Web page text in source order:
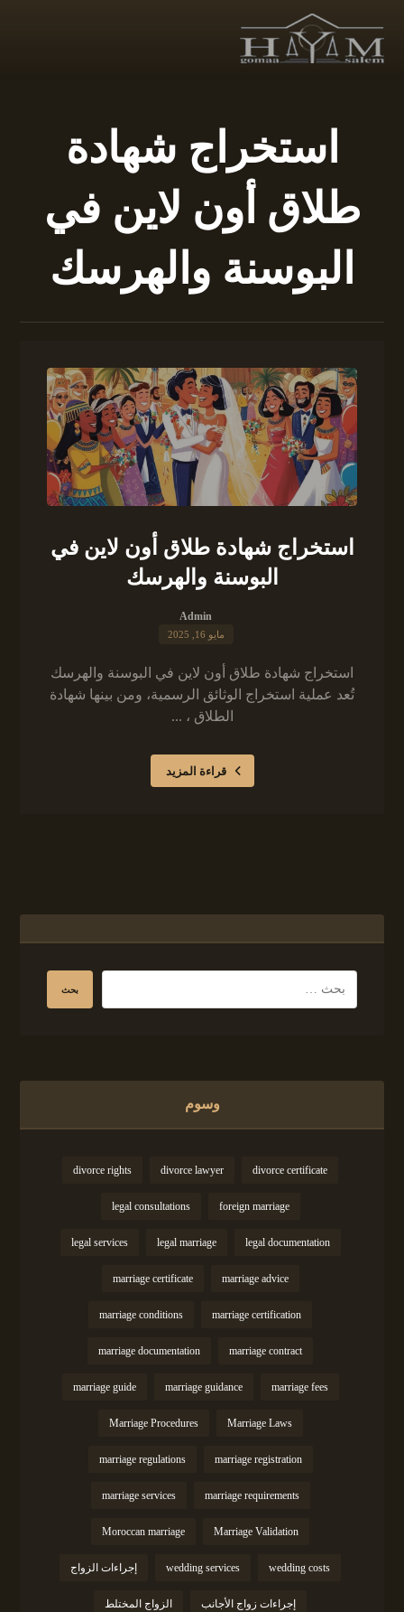
استخراج شهادة
طلاق أون لاين في
البوسنة والهرسك
استخراج شهادة طلاق أون لاين في
البوسنة والهرسك
Admin
مايو 16, 2025
استخراج شهادة طلاق أون لاين في البوسنة والهرسك
تُعد عملية استخراج الوثائق الرسمية، ومن بينها شهادة
الطلاق ، ...
قراءة المزيد
وسوم
divorce certificate
divorce lawyer
divorce rights
foreign marriage
legal consultations
legal documentation
legal marriage
legal services
marriage advice
marriage certificate
marriage certification
marriage conditions
marriage contract
marriage documentation
marriage fees
marriage guidance
marriage guide
Marriage Laws
Marriage Procedures
marriage registration
marriage regulations
marriage requirements
marriage services
Marriage Validation
Moroccan marriage
wedding costs
wedding services إجراءات الزواج
إجراءات زواج الأجانب الزواج المختلط